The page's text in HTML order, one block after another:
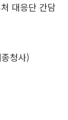
대응단 간담
청사)